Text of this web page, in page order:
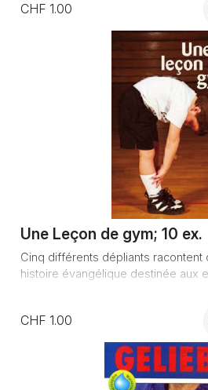
CHF 1.00
Une Leçon de gym; 10 ex.
Cinq différents dépliants racontent
histoire évangélique destinée aux
CHF 1.00